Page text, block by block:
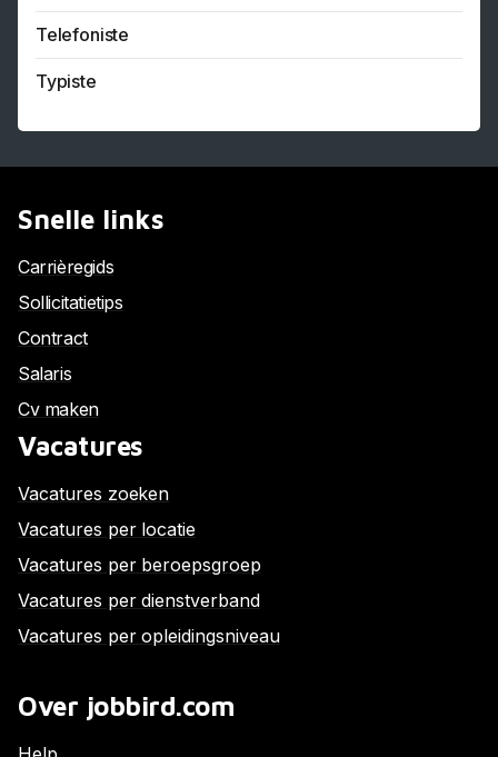
Telefoniste
Typiste
Snelle links
Carrièregids
Sollicitatietips
Contract
Salaris
Cv maken
Vacatures
Vacatures zoeken
Vacatures per locatie
Vacatures per beroepsgroep
Vacatures per dienstverband
Vacatures per opleidingsniveau
Over jobbird.com